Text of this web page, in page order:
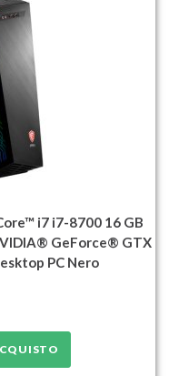
i7 i7-8700 16 GB
GeForce® GTX
PC Nero